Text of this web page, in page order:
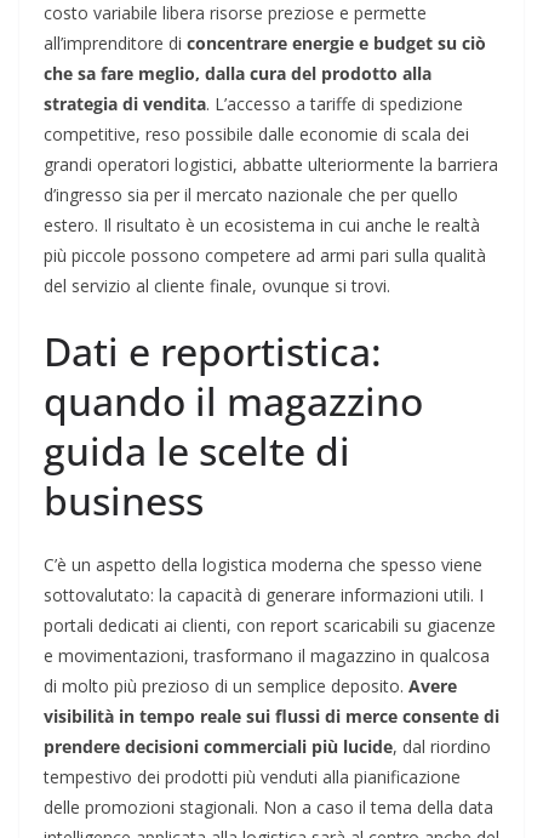
costo variabile libera risorse preziose e permette
all’imprenditore di concentrare energie e budget su ciò
che sa fare meglio, dalla cura del prodotto alla
strategia di vendita. L’accesso a tariffe di spedizione
competitive, reso possibile dalle economie di scala dei
grandi operatori logistici, abbatte ulteriormente la barriera
d’ingresso sia per il mercato nazionale che per quello
estero. Il risultato è un ecosistema in cui anche le realtà
più piccole possono competere ad armi pari sulla qualità
del servizio al cliente finale, ovunque si trovi.
Dati e reportistica:
quando il magazzino
guida le scelte di
business
C’è un aspetto della logistica moderna che spesso viene
sottovalutato: la capacità di generare informazioni utili. I
portali dedicati ai clienti, con report scaricabili su giacenze
e movimentazioni, trasformano il magazzino in qualcosa
di molto più prezioso di un semplice deposito. Avere
visibilità in tempo reale sui flussi di merce consente di
prendere decisioni commerciali più lucide, dal riordino
tempestivo dei prodotti più venduti alla pianificazione
delle promozioni stagionali. Non a caso il tema della data